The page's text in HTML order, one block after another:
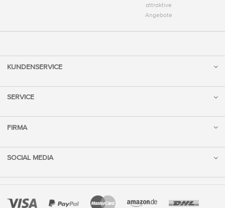
attraktive
Angebote
KUNDENSERVICE
SERVICE
FIRMA
SOCIAL MEDIA